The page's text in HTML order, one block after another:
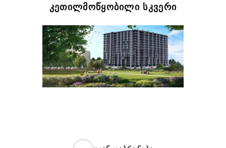
ᲙᲔᲗᲘᲚᲛᲝᲬᲧᲝᲑᲘᲚᲘ ᲡᲙᲕᲔᲠᲘ